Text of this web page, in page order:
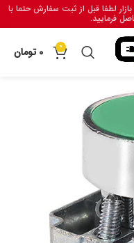
لطفا قبل از ثبت سفارش حتما با
فرمایید.
0
0 تومان